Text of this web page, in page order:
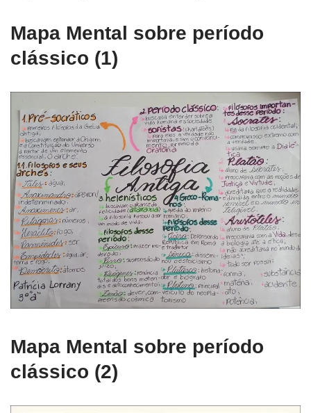
Mapa Mental sobre período
clássico (1)
Mapa Mental sobre período
clássico (2)